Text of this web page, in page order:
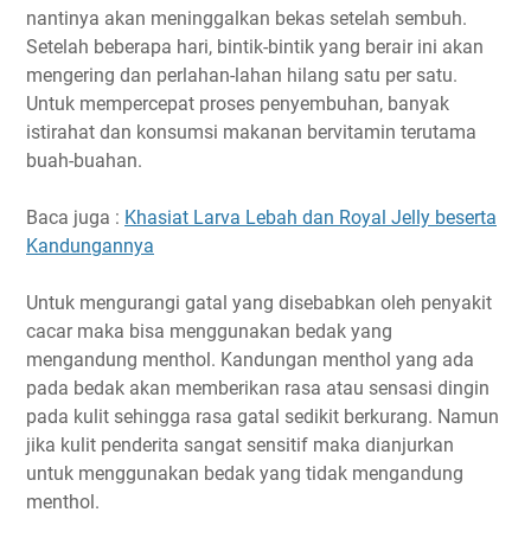
nantinya akan meninggalkan bekas setelah sembuh.
Setelah beberapa hari, bintik-bintik yang berair ini akan
mengering dan perlahan-lahan hilang satu per satu.
Untuk mempercepat proses penyembuhan, banyak
istirahat dan konsumsi makanan bervitamin terutama
buah-buahan.
Baca juga : Khasiat Larva Lebah dan Royal Jelly beserta
Kandungannya
Untuk mengurangi gatal yang disebabkan oleh penyakit
cacar maka bisa menggunakan bedak yang
mengandung menthol. Kandungan menthol yang ada
pada bedak akan memberikan rasa atau sensasi dingin
pada kulit sehingga rasa gatal sedikit berkurang. Namun
jika kulit penderita sangat sensitif maka dianjurkan
untuk menggunakan bedak yang tidak mengandung
menthol.